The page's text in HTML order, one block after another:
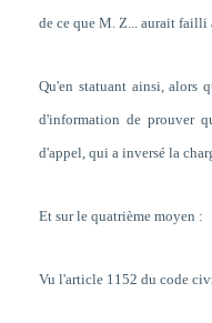
de ce que M. Z... aurait
Qu'en statuant ainsi, alors
d'information de prouver
d'appel, qui a inversé la
Et sur le quatrième moyen :
Vu l'article 1152 du code